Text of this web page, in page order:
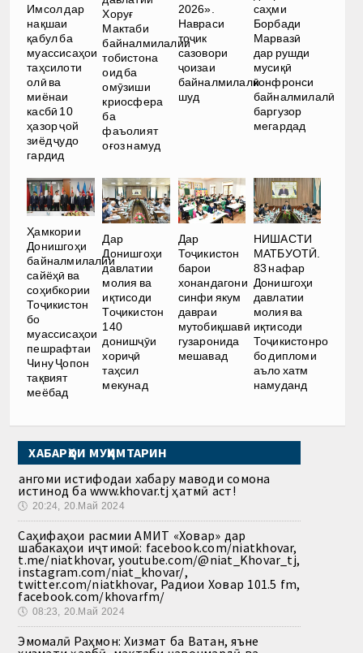
Имсол дар
нақшаи
қабул ба
муассисаҳои
таҳсилоти
олӣ ва
миёнаи
касбӣ 10
ҳазор ҷой
зиёд ҷудо
гардид
Хоруғ
Мактаби
байналмилалии
тобистона
оид ба
омӯзиши
криосфера
ба
фаъолият
оғоз намуд
2026».
Навраси
тоҷик
сазовори
ҷоизаи
байналмилалӣ
шуд
саҳми
Борбади
Марвазӣ
дар рушди
мусиқӣ
конфронси
байналмилалӣ
баргузор
мегардад
Ҳамкории
Донишгоҳи
байналмилалии
сайёҳӣ ва
соҳибкории
Тоҷикистон
бо
муассисаҳои
пешрафтаи
Чину Ҷопон
тақвият
меёбад
Дар
Донишгоҳи
давлатии
молия ва
иқтисоди
Тоҷикистон
140
донишҷӯи
хориҷӣ
таҳсил
мекунад
Дар
Тоҷикистон
барои
хонандагони
синфи якум
давраи
мутобиқшавӣ
гузаронида
мешавад
НИШАСТИ
МАТБУОТӢ.
83 нафар
Донишгоҳи
давлатии
молия ва
иқтисоди
Тоҷикистонро
бо дипломи
аъло хатм
намуданд
ХАБАРҲОИ МУҲИМТАРИН
Ҳангоми истифодаи хабару маводи сомона
истинод ба www.khovar.tj ҳатмӣ аст!
🕔 20:24, 20.Май 2024
Саҳифаҳои расмии АМИТ «Ховар» дар
шабакаҳои иҷтимоӣ: facebook.com/niatkhovar,
t.me/niatkhovar, youtube.com/@niat_Khovar_tj,
instagram.com/niat_khovar/,
twitter.com/niatkhovar, Радиои Ховар 101.5 fm,
facebook.com/khovarfm/
🕔 08:23, 20.Май 2024
Эмомалӣ Раҳмон: Хизмат ба Ватан, яъне